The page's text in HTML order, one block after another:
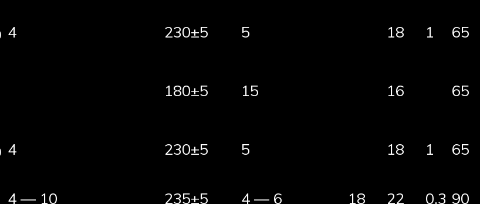
4 230±5 5 18 1 65
180±5 15 16 65
4 230±5 5 18 1 65
4 — 10 235±5 4 — 6 18 22 0,3 90